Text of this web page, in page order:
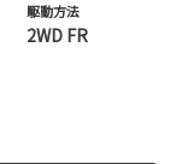
駆動方法
2WD FR